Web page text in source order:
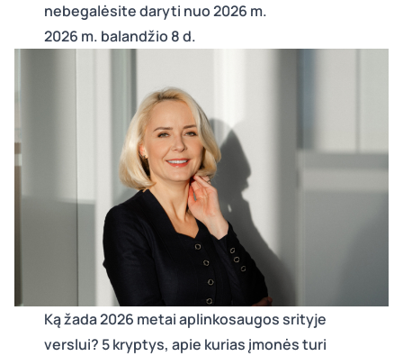
nebegalėsite daryti nuo 2026 m.
2026 m. balandžio 8 d.
Ką žada 2026 metai aplinkosaugos srityje
verslui? 5 kryptys, apie kurias įmonės turi